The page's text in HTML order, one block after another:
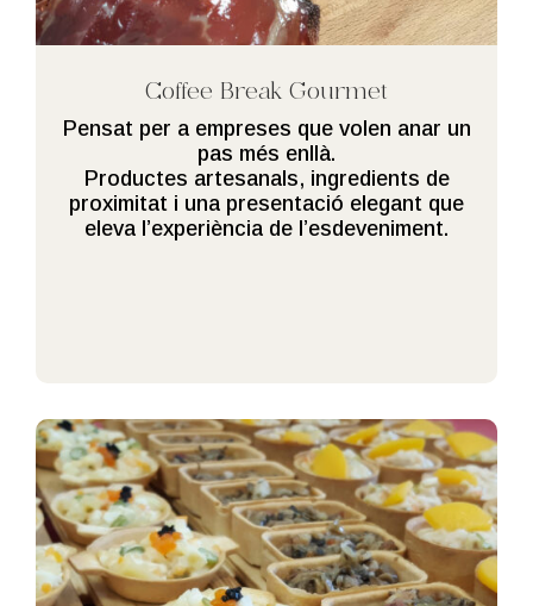
Coffee Break Gourmet
Pensat per a empreses que volen anar un
pas més enllà.
Productes artesanals, ingredients de
proximitat i una presentació elegant que
eleva l’experiència de l’esdeveniment.